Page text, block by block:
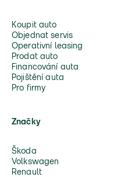
Koupit auto
Objednat servis
Operativní leasing
Prodat auto
Financování auta
Pojištění auta
Pro firmy
Značky
Škoda
Volkswagen
Renault